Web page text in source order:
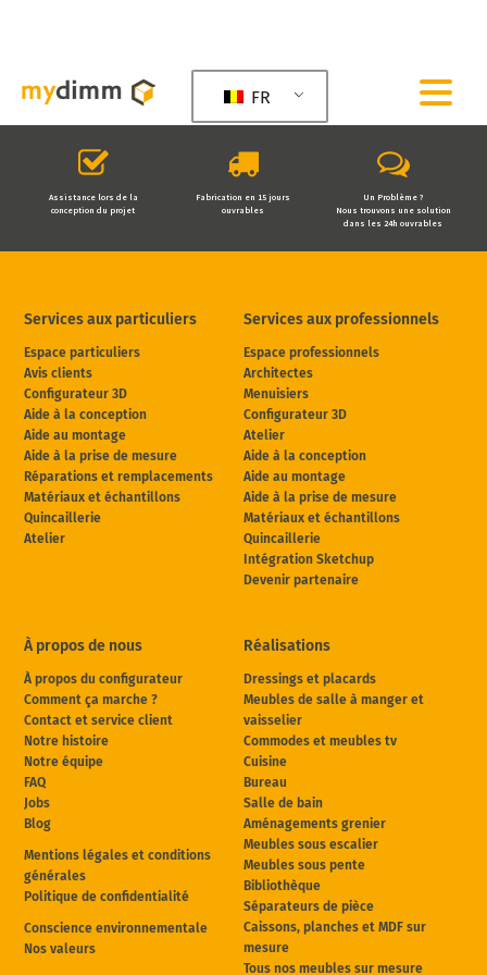
FR
Assistance lors de la
conception du projet
Fabrication en 15 jours
ouvrables
Un Problème ?
Nous trouvons une solution
dans les 24h ouvrables
Services aux particuliers
Espace particuliers
Avis clients
Configurateur 3D
Aide à la conception
Aide au montage
Aide à la prise de mesure
Réparations et remplacements
Matériaux et échantillons
Quincaillerie
Atelier
Services aux professionnels
Espace professionnels
Architectes
Menuisiers
Configurateur 3D
Atelier
Aide à la conception
Aide au montage
Aide à la prise de mesure
Matériaux et échantillons
Quincaillerie
Intégration Sketchup
Devenir partenaire
À propos de nous
À propos du configurateur
Comment ça marche ?
Contact et service client
Notre histoire
Notre équipe
FAQ
Jobs
Blog
Mentions légales et conditions
générales
Politique de confidentialité
Conscience environnementale
Nos valeurs
Réalisations
Dressings et placards
Meubles de salle à manger et
vaisselier
Commodes et meubles tv
Cuisine
Bureau
Salle de bain
Aménagements grenier
Meubles sous escalier
Meubles sous pente
Bibliothèque
Séparateurs de pièce
Caissons, planches et MDF sur
mesure
Tous nos meubles sur mesure